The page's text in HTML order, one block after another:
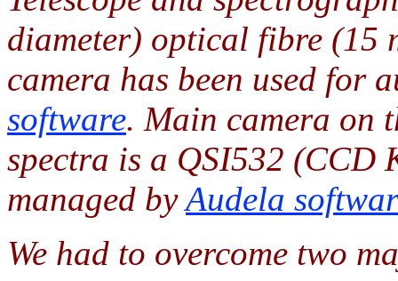
diameter) optical fibre (15
camera has been used for
software. Main camera on
spectra is a QSI532 (CCD
managed byAudela
We had to overcome two